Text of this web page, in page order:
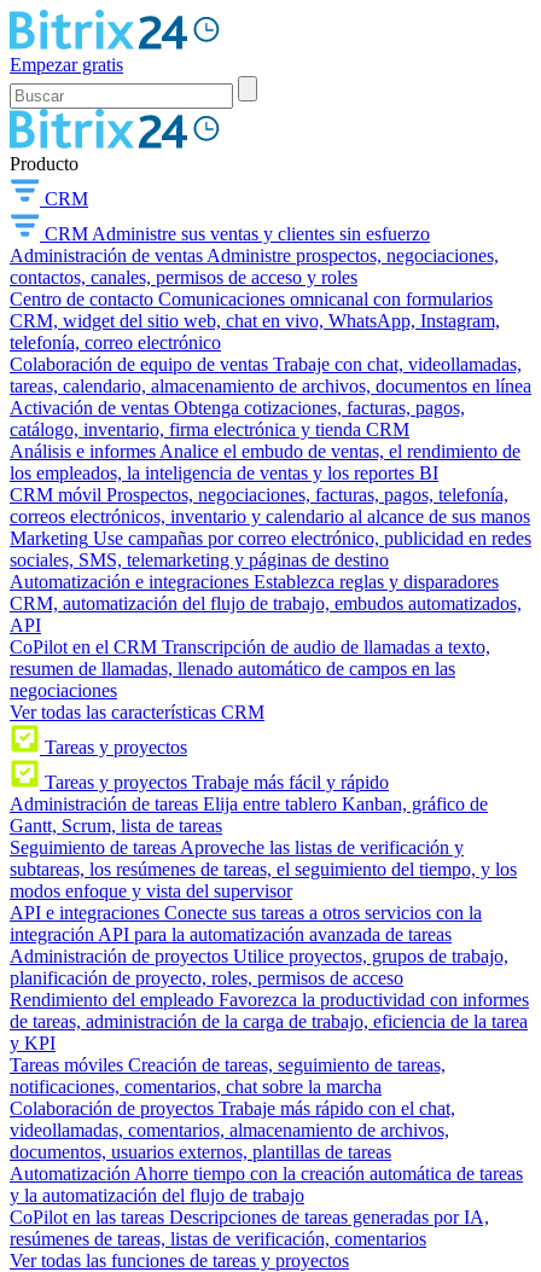
Empezar gratis
Producto
CRM
CRM Administre sus ventas y clientes sin esfuerzo
Administración de ventas Administre prospectos, negociaciones,
contactos, canales, permisos de acceso y roles
Centro de contacto Comunicaciones omnicanal con formularios
CRM, widget del sitio web, chat en vivo, WhatsApp, Instagram,
telefonía, correo electrónico
Colaboración de equipo de ventas Trabaje con chat, videollamadas,
tareas, calendario, almacenamiento de archivos, documentos en línea
Activación de ventas Obtenga cotizaciones, facturas, pagos,
catálogo, inventario, firma electrónica y tienda CRM
Análisis e informes Analice el embudo de ventas, el rendimiento de
los empleados, la inteligencia de ventas y los reportes BI
CRM móvil Prospectos, negociaciones, facturas, pagos, telefonía,
correos electrónicos, inventario y calendario al alcance de sus manos
Marketing Use campañas por correo electrónico, publicidad en redes
sociales, SMS, telemarketing y páginas de destino
Automatización e integraciones Establezca reglas y disparadores
CRM, automatización del flujo de trabajo, embudos automatizados,
API
CoPilot en el CRM Transcripción de audio de llamadas a texto,
resumen de llamadas, llenado automático de campos en las
negociaciones
Ver todas las características CRM
Tareas y proyectos
Tareas y proyectos Trabaje más fácil y rápido
Administración de tareas Elija entre tablero Kanban, gráfico de
Gantt, Scrum, lista de tareas
Seguimiento de tareas Aproveche las listas de verificación y
subtareas, los resúmenes de tareas, el seguimiento del tiempo, y los
modos enfoque y vista del supervisor
API e integraciones Conecte sus tareas a otros servicios con la
integración API para la automatización avanzada de tareas
Administración de proyectos Utilice proyectos, grupos de trabajo,
planificación de proyecto, roles, permisos de acceso
Rendimiento del empleado Favorezca la productividad con informes
de tareas, administración de la carga de trabajo, eficiencia de la tarea
y KPI
Tareas móviles Creación de tareas, seguimiento de tareas,
notificaciones, comentarios, chat sobre la marcha
Colaboración de proyectos Trabaje más rápido con el chat,
videollamadas, comentarios, almacenamiento de archivos,
documentos, usuarios externos, plantillas de tareas
Automatización Ahorre tiempo con la creación automática de tareas
y la automatización del flujo de trabajo
CoPilot en las tareas Descripciones de tareas generadas por IA,
resúmenes de tareas, listas de verificación, comentarios
Ver todas las funciones de tareas y proyectos